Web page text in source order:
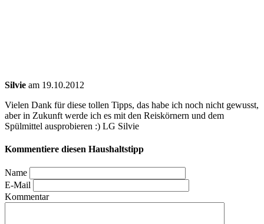
Silvie am 19.10.2012
Vielen Dank für diese tollen Tipps, das habe ich noch nicht gewusst,
aber in Zukunft werde ich es mit den Reiskörnern und dem
Spülmittel ausprobieren :) LG Silvie
Kommentiere diesen Haushaltstipp
Name
E-Mail
Kommentar